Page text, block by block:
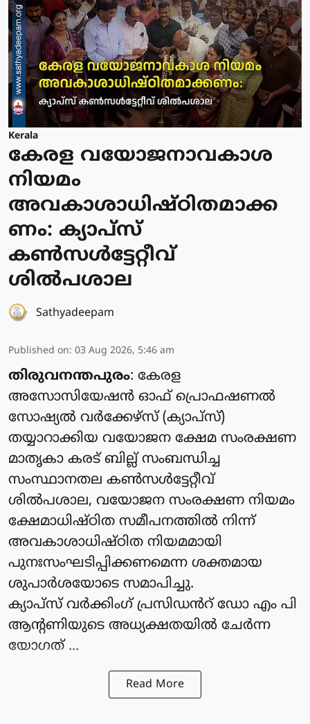
Kerala
കേരള വയോജനാവകാശ
നിയമം
അവകാശാധിഷ്ഠിതമാക്ക
ണം: ക്യാപ്സ്
കൺസൾട്ടേറ്റീവ്
ശിൽപശാല
Sathyadeepam
Published on: 03 Aug 2026, 5:46 am
തിരുവനന്തപുരം: കേരള
അസോസിയേഷൻ ഓഫ് പ്രൊഫഷണൽ
സോഷ്യൽ വർക്കേഴ്സ് (ക്യാപ്‌സ്)
തയ്യാറാക്കിയ വയോജന ക്ഷേമ സംരക്ഷണ
മാതൃകാ കരട് ബില്ല് സംബന്ധിച്ച
സംസ്ഥാനതല കൺസൾട്ടേറ്റീവ്
ശിൽപശാല, വയോജന സംരക്ഷണ നിയമം
ക്ഷേമാധിഷ്ഠിത സമീപനത്തിൽ നിന്ന്
അവകാശാധിഷ്ഠിത നിയമമായി
പുനഃസംഘടിപ്പിക്കണമെന്ന ശക്തമായ
ശുപാർശയോടെ സമാപിച്ചു.
ക്യാപ്‌സ് വർക്കിംഗ്‌ പ്രസിഡൻറ് ഡോ എം പി
ആന്റണിയുടെ അധ്യക്ഷതയിൽ ചേർന്ന
യോഗത് ...
Read More